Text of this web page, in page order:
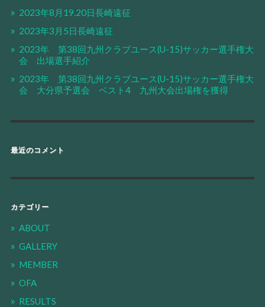
2023年8月19.20日長崎遠征
2023年3月5日長崎遠征
2023年 第38回九州クラブユース(U-15)サッカー選手権大
会 出場選手紹介
2023年 第38回九州クラブユース(U-15)サッカー選手権大
会 大分県予選会 ベスト4 九州大会出場権を獲得
最近のコメント
カテゴリー
ABOUT
GALLERY
MEMBER
OFA
RESULTS